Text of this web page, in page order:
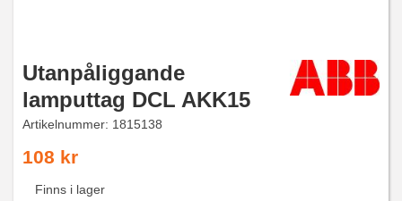
Utanpåliggande
lamputtag DCL AKK15
Artikelnummer: 1815138
108 kr
Finns i lager